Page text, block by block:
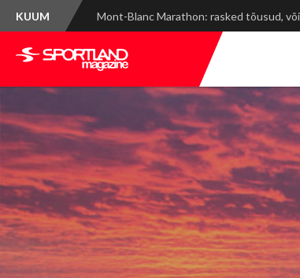
KUUM Spordinädala kokkuvõte: WRC Delfi